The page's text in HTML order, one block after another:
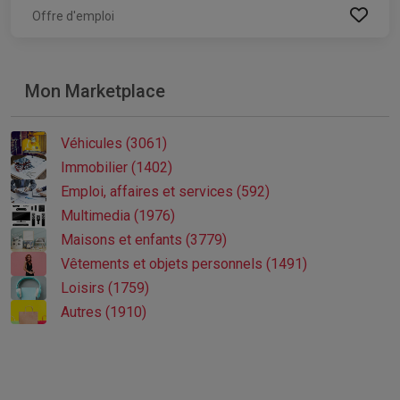
Offre d'emploi
Mon Marketplace
Véhicules (3061)
Immobilier (1402)
Emploi, affaires et services (592)
Multimedia (1976)
Maisons et enfants (3779)
Vêtements et objets personnels (1491)
Loisirs (1759)
Autres (1910)